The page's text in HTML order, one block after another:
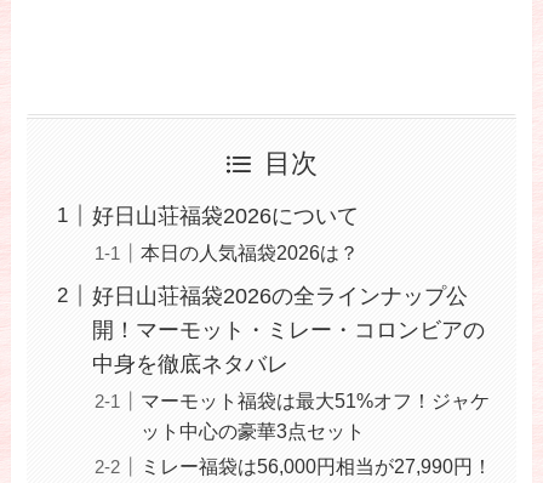
目次
好日山荘福袋2026について
本日の人気福袋2026は？
好日山荘福袋2026の全ラインナップ公
開！マーモット・ミレー・コロンビアの
中身を徹底ネタバレ
マーモット福袋は最大51%オフ！ジャケ
ット中心の豪華3点セット
ミレー福袋は56,000円相当が27,990円！